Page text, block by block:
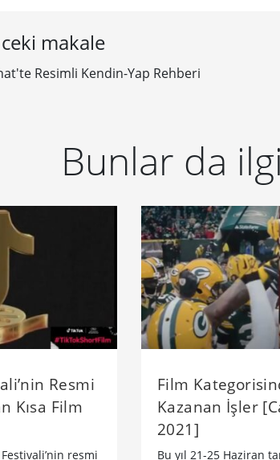
makale
Resimli Kendin-Yap Rehberi
Bunlar da
Resmi
Kısa Film
resmi
Film
Kazanan İşler
2021]
Bu yıl 21-25 Haziran